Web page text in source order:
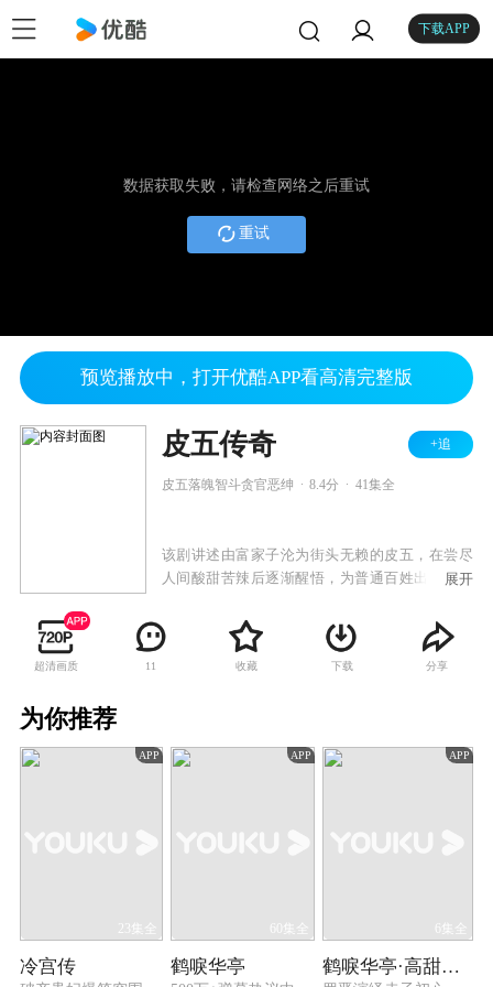
下载APP
数据获取失败，请检查网络之后重试
重试
预览播放中，打开优酷APP看高清完整版
皮五传奇 +追
皮五落魄智斗贪官恶绅 8.4分 41集全
该剧讲述由富家子沦为街头无赖的皮五，在尝尽
人间酸甜苦辣后逐渐醒悟，为普通百姓出头、与
展开
超清画质 11 收藏 下载 分享
为你推荐
APP
23集全
冷宫传
APP
60集全
鹤唳华亭
APP
6集全
鹤唳华亭·高甜番外